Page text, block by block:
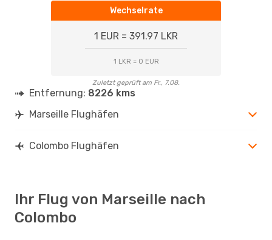
Wechselrate
1 EUR = 391.97 LKR
1 LKR = 0 EUR
Zuletzt geprüft am Fr., 7.08.
Entfernung: 8226 kms
Marseille Flughäfen
Colombo Flughäfen
Ihr Flug von Marseille nach
Colombo